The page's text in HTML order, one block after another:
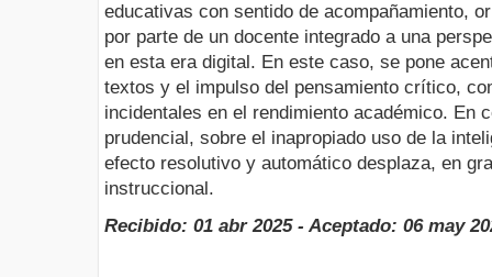
educativas con sentido de acompañamiento,
por parte de un docente integrado a una
en esta era digital. En este caso, se pone
textos y el impulso del pensamiento crítico,
incidentales en el rendimiento académico. En
prudencial, sobre el inapropiado uso de la
efecto resolutivo y automático desplaza, en
instruccional.
Recibido: 01 abr 2025 - Aceptado: 06 may